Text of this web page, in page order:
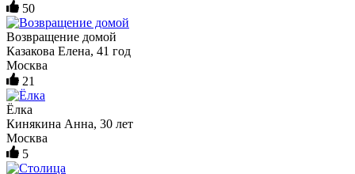
50
Возвращение домой
Казакова Елена, 41 год
Москва
21
Ёлка
Кинякина Анна, 30 лет
Москва
5